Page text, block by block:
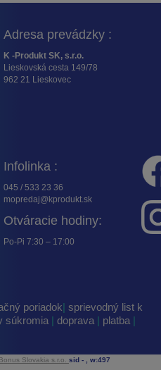
Adresa prevádzky :
K -Produkt SK, s.r.o.
Lieskovská cesta 149/78
962 21 Lieskovec
Infolinka :
045 / 533 23 36
mopredaj@kprodukt.sk
Otváracie hodiny:
Po-Pi 7:30 – 17:00
poriadok| sprievodný list k
súkromia | doprava | platba |
Bonus Slovakia s.r.o. sid - , w:497